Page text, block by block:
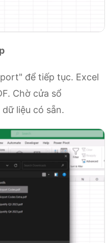
để tiếp tục. Excel
Chờ cửa sổ
liệu có sẵn.